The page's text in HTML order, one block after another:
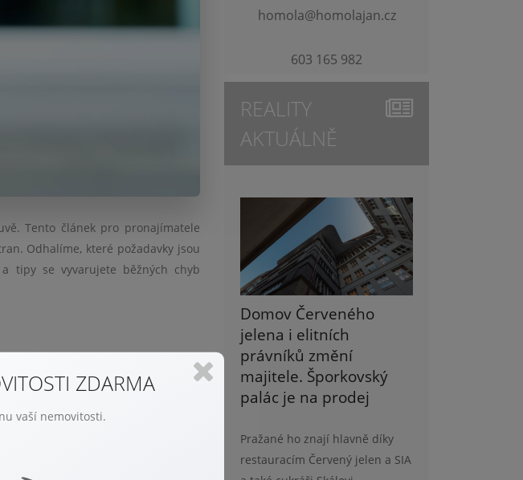
Tento článek pro pronajímatele
Odhalíme, které požadavky jsou
tipy se vyvarujete běžných chyb
se zákony. Smlouva by měla
a dobu trvání nájmu. Je
která by mohla být vnímána
homola@homolajan.cz
603 165 982
REALITY
AKTUÁLNĚ
Domov Červeného
jelena i elitních
právníků změní
majitele. Šporkovský
palác je na prodej
Pražané ho znají hlavně díky
restauracím Červený jelen a SIA
ZDARMA
vaší nemovitosti.